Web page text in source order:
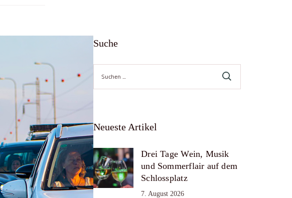
Suche
Suche
nach:
Neueste Artikel
Drei Tage Wein, Musik
und Sommerflair auf dem
Schlossplatz
7. August 2026